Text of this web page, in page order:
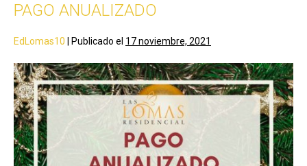
PAGO ANUALIZADO
EdLomas10 Publicado el 17 noviembre, 2021